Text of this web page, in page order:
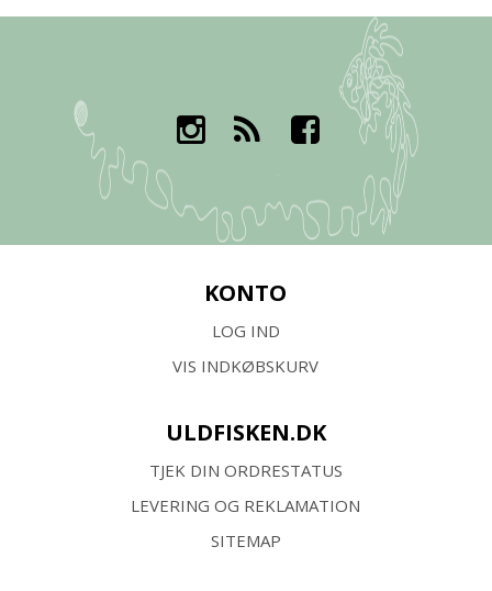
KONTO
LOG IND
VIS INDKØBSKURV
ULDFISKEN.DK
TJEK DIN ORDRESTATUS
LEVERING OG REKLAMATION
SITEMAP